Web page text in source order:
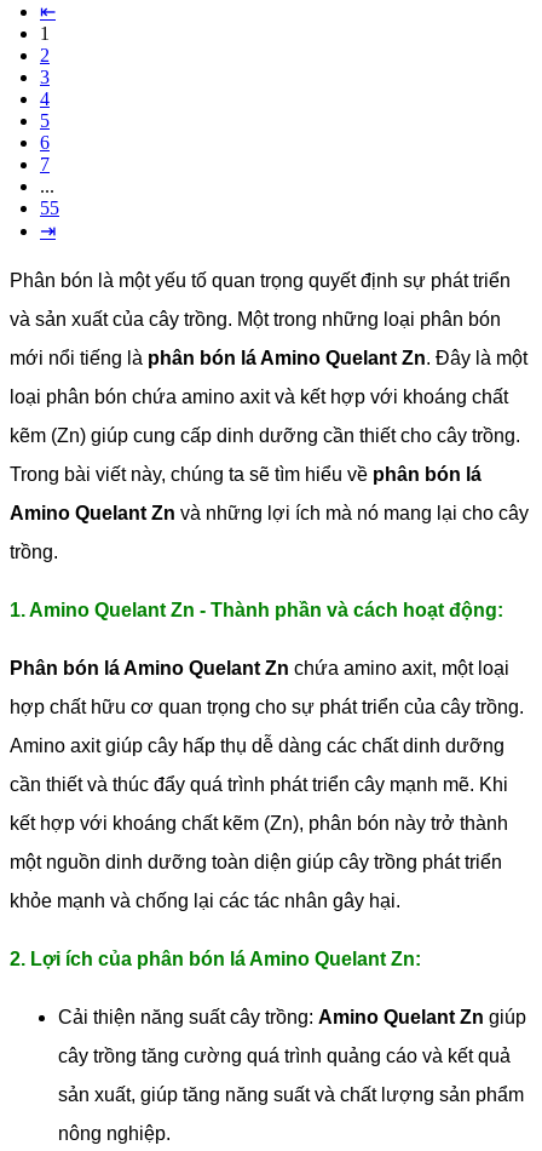
⇤
1
2
3
4
5
6
7
...
55
⇥
Phân bón là một yếu tố quan trọng quyết định sự phát triển
và sản xuất của cây trồng. Một trong những loại phân bón
mới nổi tiếng là phân bón lá Amino Quelant Zn. Đây là một
loại phân bón chứa amino axit và kết hợp với khoáng chất
kẽm (Zn) giúp cung cấp dinh dưỡng cần thiết cho cây trồng.
Trong bài viết này, chúng ta sẽ tìm hiểu về phân bón lá
Amino Quelant Zn và những lợi ích mà nó mang lại cho cây
trồng.
1. Amino Quelant Zn - Thành phần và cách hoạt động:
Phân bón lá Amino Quelant Zn chứa amino axit, một loại
hợp chất hữu cơ quan trọng cho sự phát triển của cây trồng.
Amino axit giúp cây hấp thụ dễ dàng các chất dinh dưỡng
cần thiết và thúc đẩy quá trình phát triển cây mạnh mẽ. Khi
kết hợp với khoáng chất kẽm (Zn), phân bón này trở thành
một nguồn dinh dưỡng toàn diện giúp cây trồng phát triển
khỏe mạnh và chống lại các tác nhân gây hại.
2. Lợi ích của phân bón lá Amino Quelant Zn:
Cải thiện năng suất cây trồng: Amino Quelant Zn giúp
cây trồng tăng cường quá trình quảng cáo và kết quả
sản xuất, giúp tăng năng suất và chất lượng sản phẩm
nông nghiệp.